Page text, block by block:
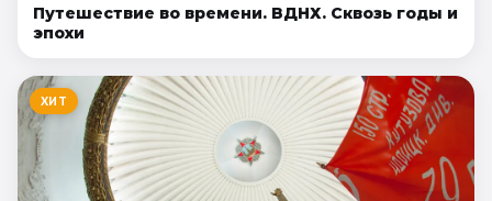
Путешествие во времени. ВДНХ. Сквозь годы и
эпохи
ХИТ